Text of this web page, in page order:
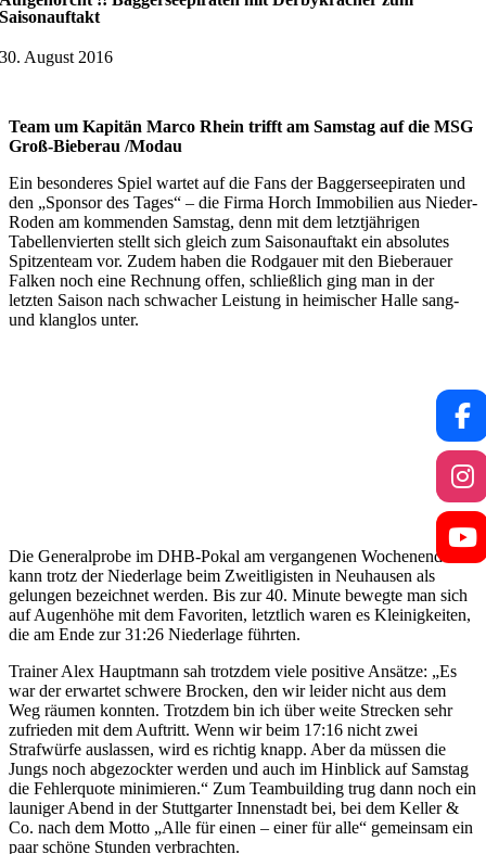
Saisonauftakt
30. August 2016
Team um Kapitän Marco Rhein trifft am Samstag auf die MSG
Groß-Bieberau /Modau
Ein besonderes Spiel wartet auf die Fans der Baggerseepiraten und
den „Sponsor des Tages“ – die Firma Horch Immobilien aus Nieder-
Roden am kommenden Samstag, denn mit dem letztjährigen
Tabellenvierten stellt sich gleich zum Saisonauftakt ein absolutes
Spitzenteam vor. Zudem haben die Rodgauer mit den Bieberauer
Falken noch eine Rechnung offen, schließlich ging man in der
letzten Saison nach schwacher Leistung in heimischer Halle sang-
und klanglos unter.
Die Generalprobe im DHB-Pokal am vergangenen Wochenende
kann trotz der Niederlage beim Zweitligisten in Neuhausen als
gelungen bezeichnet werden. Bis zur 40. Minute bewegte man sich
auf Augenhöhe mit dem Favoriten, letztlich waren es Kleinigkeiten,
die am Ende zur 31:26 Niederlage führten.
Trainer Alex Hauptmann sah trotzdem viele positive Ansätze: „Es
war der erwartet schwere Brocken, den wir leider nicht aus dem
Weg räumen konnten. Trotzdem bin ich über weite Strecken sehr
zufrieden mit dem Auftritt. Wenn wir beim 17:16 nicht zwei
Strafwürfe auslassen, wird es richtig knapp. Aber da müssen die
Jungs noch abgezockter werden und auch im Hinblick auf Samstag
die Fehlerquote minimieren.“ Zum Teambuilding trug dann noch ein
launiger Abend in der Stuttgarter Innenstadt bei, bei dem Keller &
Co. nach dem Motto „Alle für einen – einer für alle“ gemeinsam ein
paar schöne Stunden verbrachten.